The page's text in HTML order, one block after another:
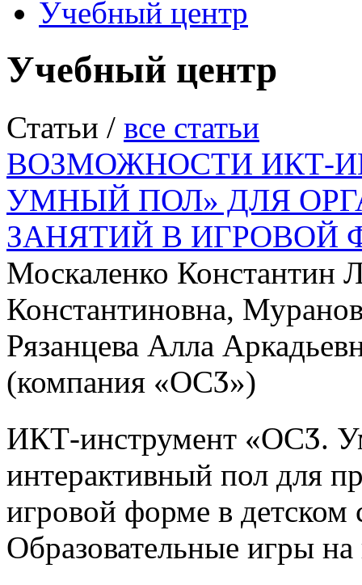
Учебный центр
Учебный центр
Статьи / все статьи
ВОЗМОЖНОСТИ ИКТ-
УМНЫЙ ПОЛ» ДЛЯ
ЗАНЯТИЙ В ИГРОВОЙ
Москаленко Константин
Константиновна,
Рязанцева Алла
(компания «ОСӠ»)
ИКТ-инструмент «ОСӠ.
интерактивный пол для
игровой форме в детском
Образовательные игры